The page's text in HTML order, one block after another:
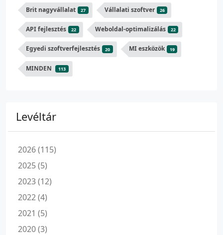
Brit nagyvállalat 27 Vállalati szoftver 26
API fejlesztés 22 Weboldal-optimalizálás 22
Egyedi szoftverfejlesztés 20 MI eszközök 19
MINDEN 113
Levéltár
2026 (115)
2025 (5)
2023 (12)
2022 (4)
2021 (5)
2020 (3)